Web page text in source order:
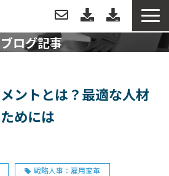
ブログ記事
ントとは？最適な人材
めには
戦略人事：雇用変革